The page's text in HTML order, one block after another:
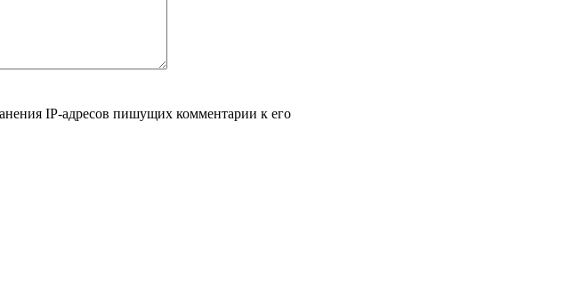
IP-адресов пишущих комментарии к его